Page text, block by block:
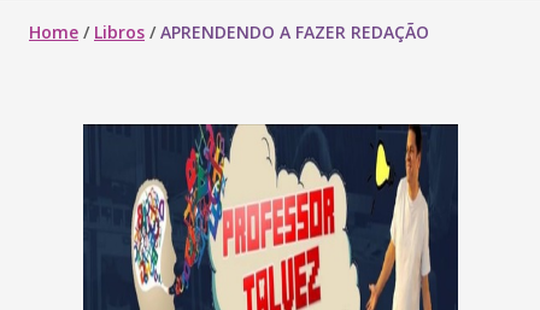
Home / Libros /APRENDENDO A FAZER REDAÇÃO